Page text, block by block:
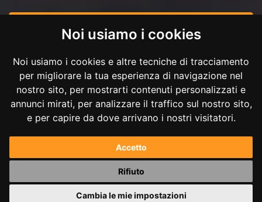
Noi usiamo i cookies
Noi usiamo i cookies e altre tecniche di tracciamento
per migliorare la tua esperienza di navigazione nel
nostro sito, per mostrarti contenuti personalizzati e
annunci mirati, per analizzare il traffico sul nostro sito,
e per capire da dove arrivano i nostri visitatori.
Accetto
Rifiuto
Cambia le mie impostazioni
INVIA MESSAGGIO
Copyright © 2017-2026 Andrea Ilici. Tutti i diritti riservati.
P.IVA 02711210027
Powered byAndrea Ilici
mappa del sito|gestisci cookie